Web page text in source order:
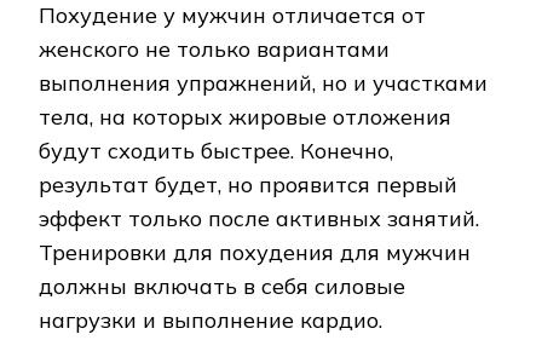
Похудение у мужчин отличается от
женского не только вариантами
выполнения упражнений, но и участками
тела, на которых жировые отложения
будут сходить быстрее. Конечно,
результат будет, но проявится первый
эффект только после активных занятий.
Тренировки для похудения для мужчин
должны включать в себя силовые
нагрузки и выполнение кардио.